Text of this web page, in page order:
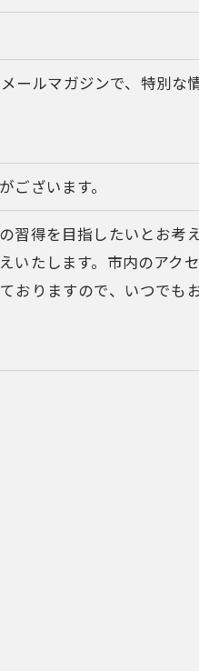
ルマガジンで、特別な
ございます。
習得を目指したいとお
たします。市内のアク
りますので、いつでも